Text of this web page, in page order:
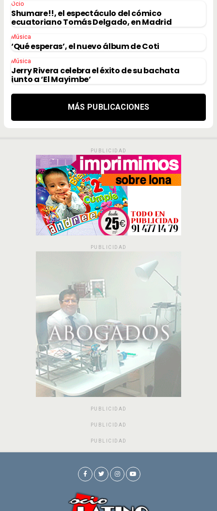
Ocio
Shumare!!, el espectáculo del cómico
ecuatoriano Tomás Delgado, en Madrid
Música
‘Qué esperas’, el nuevo álbum de Coti
Música
Jerry Rivera celebra el éxito de su bachata
junto a ‘El Mayimbe’
MÁS PUBLICACIONES
PUBLICIDAD
PUBLICIDAD
PUBLICIDAD
PUBLICIDAD
PUBLICIDAD